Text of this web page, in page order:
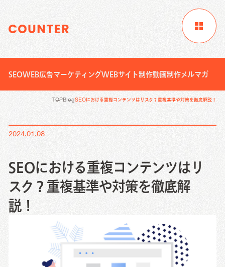
Digital Marketing
Creative Work
Local Media
サイトTOP 企業情報 制作実績
ニュース
資料請求
Digital Marketing
Creative Work
Local Media
SEOWEB広告マーケティングWEBサイト制作動画制作メルマガ
TOPBlogSEOにおける重複コンテンツはリスク？重複基準や対策を徹底解説！
2024.01.08
SEOにおける重複コンテンツはリ
スク？重複基準や対策を徹底解
説！